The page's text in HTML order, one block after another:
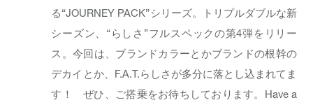
る“JOURNEY PACK”シリーズ。トリプルダブルな新
シーズン、“らしさ”フルスペックの第4弾をリリー
ス。今回は、ブランドカラーとかブランドの根幹の
デカイとか、F.A.T.らしさが多分に落とし込まれてま
す！ ぜひ、ご搭乗をお待ちしております。Have a